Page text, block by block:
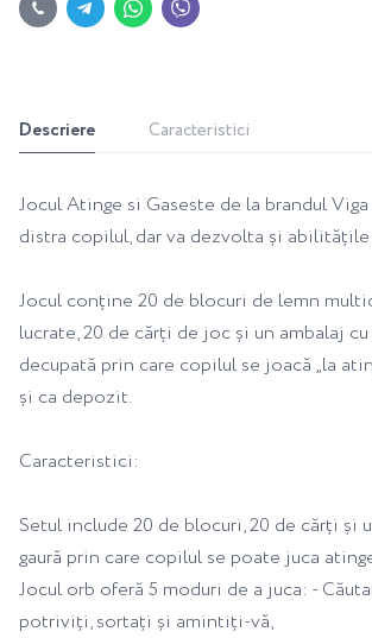
Descriere Caracteristici
Jocul Atinge si Gaseste de la brandul
distra copilul, dar va dezvolta și
Jocul conține 20 de blocuri de lemn
lucrate, 20 de cărți de joc și un ambalaj cu
decupată prin care copilul se joacă „la
și ca depozit.
Caracteristici:
Setul include 20 de blocuri, 20 de cărți și
gaură prin care copilul se poate juca
Jocul orb oferă 5 moduri de a juca: -
potriviți, sortați și amintiți-vă,